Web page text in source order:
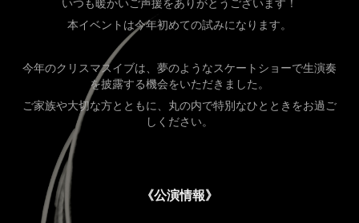
いつも暖かいご声援をありがとうございます！
本イベントは今年初めての試みになります。
今年のクリスマスイブは、夢のようなスケートショーで生演奏
を披露する機会をいただきました。
ご家族や大切な方とともに、丸の内で特別なひとときをお過ご
しください。
《公演情報》